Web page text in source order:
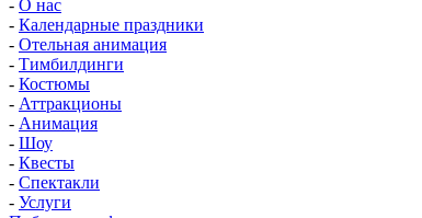
- О нас
- Календарные праздники
- Отельная анимация
- Тимбилдинги
- Костюмы
- Аттракционы
- Анимация
- Шоу
- Квесты
- Спектакли
- Услуги